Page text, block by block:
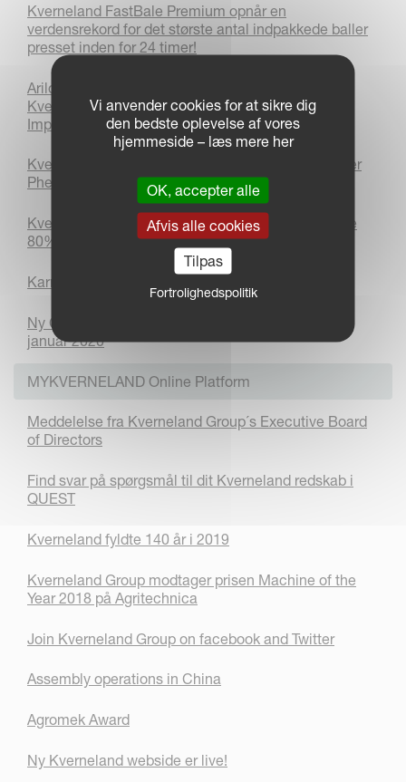
Kverneland FastBale Premium opnår en
verdensrekord for det største antal indpakkede baller
presset inden for 24 timer!
Arild Gjerde - udnævnt til Præsident & CEO
Kverneland Group and the Kubota Business Unit
Implements in Europe.
Kverneland Group og Kubota Corporation overtager
Phenix Agrosystem
Kverneland Group and Kubota Corporation acquire
80% of the shares in ROC
Karrieremuligheder forude !
Ny CEO & President hos Kverneland Group pr. 1.
januar 2020
MYKVERNELAND Online Platform
Meddelelse fra Kverneland Group´s Executive Board
of Directors
Find svar på spørgsmål til dit Kverneland redskab i
QUEST
Kverneland fyldte 140 år i 2019
Kverneland Group modtager prisen Machine of the
Year 2018 på Agritechnica
Join Kverneland Group on facebook and Twitter
Assembly operations in China
Agromek Award
Ny Kverneland webside er live!
Vi anvender cookies for at sikre dig
den bedste oplevelse af vores
hjemmeside – læs mere her
OK, accepter alle
Afvis alle cookies
Tilpas
Fortrolighedspolitik